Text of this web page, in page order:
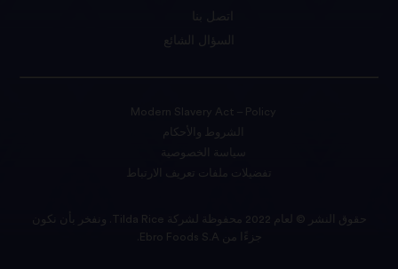
اتصل بنا
السؤال الشائع
Modern Slavery Act – Policy
الشروط والأحكام
سياسة الخصوصية
تفضيلات ملفات تعريف الارتباط
حقوق النشر © لعام 2022 محفوظة لشركة Tilda Rice. ونفخر بأن نكون
جزءًا من Ebro Foods S.A.